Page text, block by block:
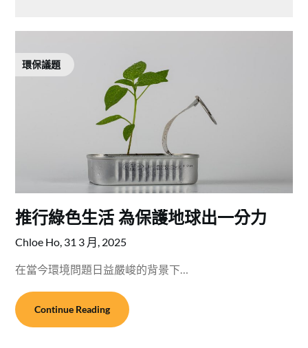
環保議題
推行綠色生活 為保護地球出一分力
Chloe Ho, 31 3 月, 2025
在當今環境問題日益嚴峻的背景下…
Continue Reading